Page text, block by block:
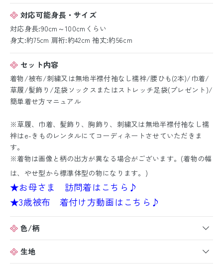
対応可能身長・サイズ
対応身長:90cm～100cmくらい
身丈:約75cm 肩裄:約42cm 袖丈:約56cm
セット内容
着物/被布/刺繍又は無地半襟付袖なし襦袢/腰ひも(2本)/巾着/
草履/髪飾り/足袋ソックスまたはストレッチ足袋(プレゼント)/
簡単着せ方マニュアル
※草履、巾着、髪飾り、胸飾り、刺繍又は無地半襟付袖なし襦
袢はe-きものレンタルにてコーディネートさせていただきま
す。
※着物は画像と柄の出方が異なる場合がございます。(着物の幅
は、やせ型から標準体型の物になります。)
★お母さま 訪問着はこちら♪
★3歳被布 着付け方動画はこちら♪
色/柄
生地